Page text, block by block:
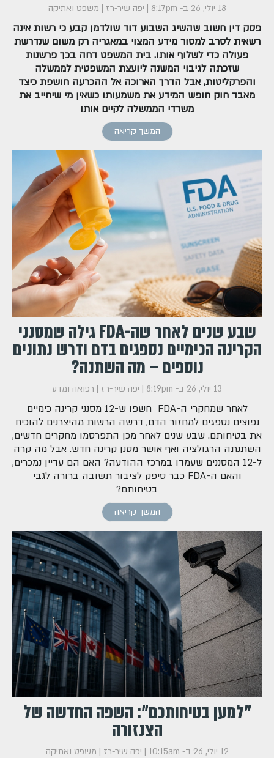
18 יולי, 26 ב- 8:17pm | יפה שיר-רז | משפט ואתיקה
פסק דין חשוב שהשיג השבוע דוד שולדמן קבע כי רשות אינה
רשאית לסרב למסור מידע המצוי במאגריה רק משום שנדרשת
פעולה כדי לשלוף אותו. בית המשפט דחה בכך פרשנות
שזכתה לגיבוי המשנה ליועצת המשפטית לממשלה
והפרקליטות, אבל הדרך הארוכה אל ההכרעה חושפת כיצד
מאבד חוק חופש המידע את משמעותו כשאין מי שיחייב את
משרדי הממשלה לקיים אותו
המשך קריאה
שבע שנים לאחר שה-FDA גילה שמסנני
הקרינה הכימיים נספגים בדם ודרש נתונים
נוספים – מה השתנה?
13 יולי, 26 ב- 8:19pm | יפה שיר-רז | רפואה ומדע
לאחר שמחקרי ה-FDA חשפו ש-12 מסנני קרינה כימיים
נפוצים נספגים למחזור הדם, דרשה הרשות מהיצרנים להוכיח
את בטיחותם. שבע שנים לאחר מכן התפרסמו מחקרים חדשים,
השתנתה הרגולציה ואף אושר מסנן קרינה חדש. אבל מה קרה
ל-12 המסננים שעמדו במרכז ההודעה? האם הם עדיין נמכרים,
והאם ה-FDA כבר סיפק לציבור תשובה ברורה לגבי
בטיחותם?
המשך קריאה
"למען בטיחותכם": השפה החדשה של
הצנזורה
12 יולי, 26 ב- 10:15am | יפה שיר-רז | משפט ואתיקה